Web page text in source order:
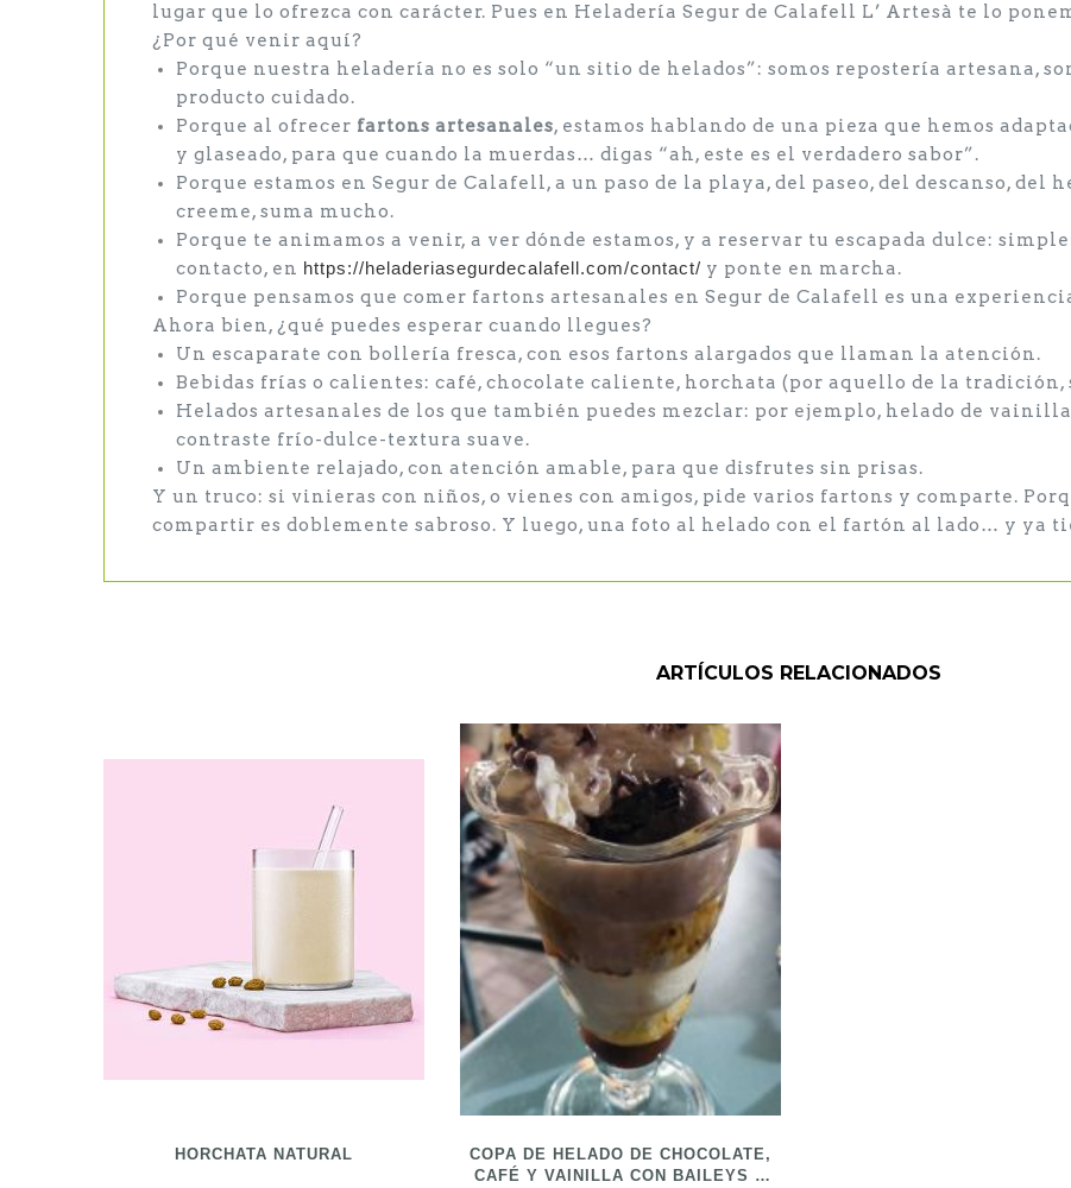
lugar que lo ofrezca con carácter. Pues en Heladería Segur de Calafell L’ Artesà te lo
¿Por qué venir aquí?
Porque nuestra heladería no es solo “un sitio de helados”: somos repostería artesana,
producto cuidado.
Porque al ofrecer fartons artesanales, estamos hablando de una pieza que hemos
y glaseado, para que cuando la muerdas… digas “ah, este es el verdadero sabor”.
Porque estamos en Segur de Calafell, a un paso de la playa, del paseo, del descanso, del
creeme, suma mucho.
Porque te animamos a venir, a ver dónde estamos, y a reservar tu escapada dulce:
contacto, en https://heladeriasegurdecalafell.com/contact/ y ponte en marcha.
Porque pensamos que comer fartons artesanales en Segur de Calafell es una
Ahora bien, ¿qué puedes esperar cuando llegues?
Un escaparate con bollería fresca, con esos fartons alargados que llaman la atención.
Bebidas frías o calientes: café, chocolate caliente, horchata (por aquello de la
Helados artesanales de los que también puedes mezclar: por ejemplo, helado de
contraste frío-dulce-textura suave.
Un ambiente relajado, con atención amable, para que disfrutes sin prisas.
Y un truco: si vinieras con niños, o vienes con amigos, pide varios fartons y comparte.
compartir es doblemente sabroso. Y luego, una foto al helado con el fartón al lado… y ya
ARTÍCULOS RELACIONADOS
HORCHATA NATURAL
COPA DE HELADO DE CHOCOLATE,
CAFÉ Y VAINILLA CON BAILEYS Y